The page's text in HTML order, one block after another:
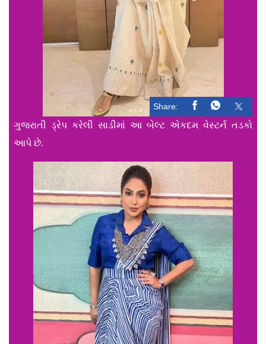
Share:
ગુજરાતી ડ્રેપ કરેલી સાડીમાં આ બેલ્ટ એકદમ વેસ્ટર્ન તડકો
આપે છે.